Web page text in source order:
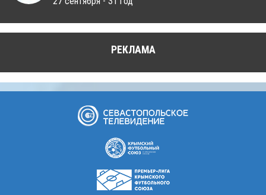
РЕКЛАМА